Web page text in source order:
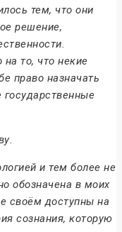
тем, что они
решение,
на то, что некие
право назначать
и тем более не
обозначена в моих
своём доступны на
сознания, которую